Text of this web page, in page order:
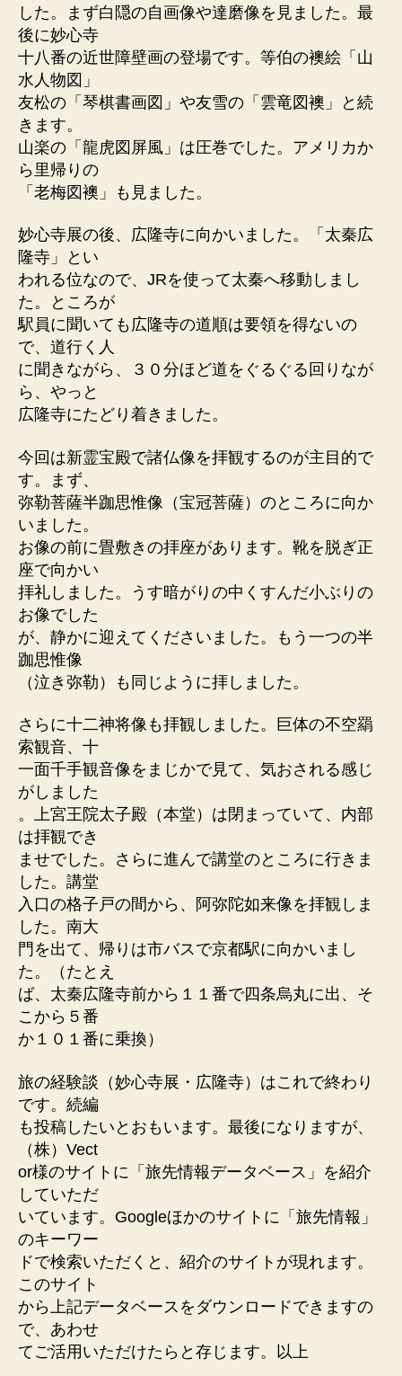
した。まず白隠の自画像や達磨像を見ました。最
後に妙心寺
十八番の近世障壁画の登場です。等伯の襖絵「山
水人物図」
友松の「琴棋書画図」や友雪の「雲竜図襖」と続
きます。
山楽の「龍虎図屏風」は圧巻でした。アメリカか
ら里帰りの
「老梅図襖」も見ました。
妙心寺展の後、広隆寺に向かいました。「太秦広
隆寺」とい
われる位なので、JRを使って太秦へ移動しまし
た。ところが
駅員に聞いても広隆寺の道順は要領を得ないの
で、道行く人
に聞きながら、３０分ほど道をぐるぐる回りなが
ら、やっと
広隆寺にたどり着きました。
今回は新霊宝殿で諸仏像を拝観するのが主目的で
す。まず、
弥勒菩薩半跏思惟像（宝冠菩薩）のところに向か
いました。
お像の前に畳敷きの拝座があります。靴を脱ぎ正
座で向かい
拝礼しました。うす暗がりの中くすんだ小ぶりの
お像でした
が、静かに迎えてくださいました。もう一つの半
跏思惟像
（泣き弥勒）も同じように拝しました。
さらに十二神将像も拝観しました。巨体の不空羂
索観音、十
一面千手観音像をまじかで見て、気おされる感じ
がしました
。上宮王院太子殿（本堂）は閉まっていて、内部
は拝観でき
ませでした。さらに進んで講堂のところに行きま
した。講堂
入口の格子戸の間から、阿弥陀如来像を拝観しま
した。南大
門を出て、帰りは市バスで京都駅に向かいまし
た。（たとえ
ば、太秦広隆寺前から１１番で四条烏丸に出、そ
こから５番
か１０１番に乗換）
旅の経験談（妙心寺展・広隆寺）はこれで終わり
です。続編
も投稿したいとおもいます。最後になりますが、
（株）Vect
or様のサイトに「旅先情報データベース」を紹介
していただ
いています。Googleほかのサイトに「旅先情報」
のキーワー
ドで検索いただくと、紹介のサイトが現れます。
このサイト
から上記データベースをダウンロードできますの
で、あわせ
てご活用いただけたらと存じます。以上